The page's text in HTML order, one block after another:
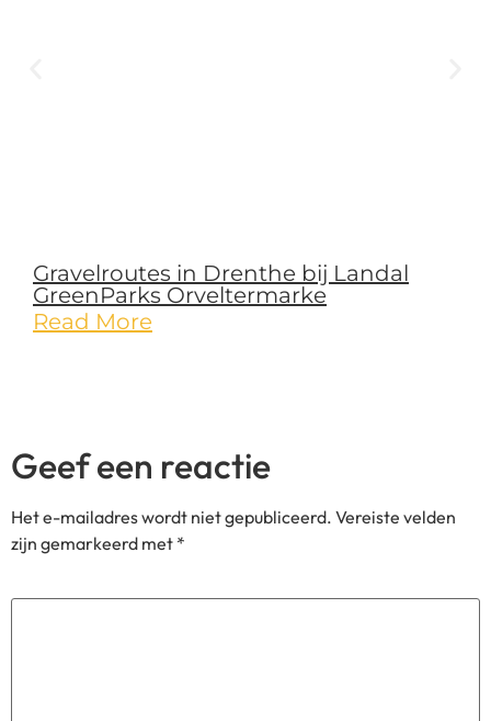
Gravelroutes in Drenthe bij Landal
GreenParks Orveltermarke
Read More
Geef een reactie
Het e-mailadres wordt niet gepubliceerd. Vereiste velden
zijn gemarkeerd met *